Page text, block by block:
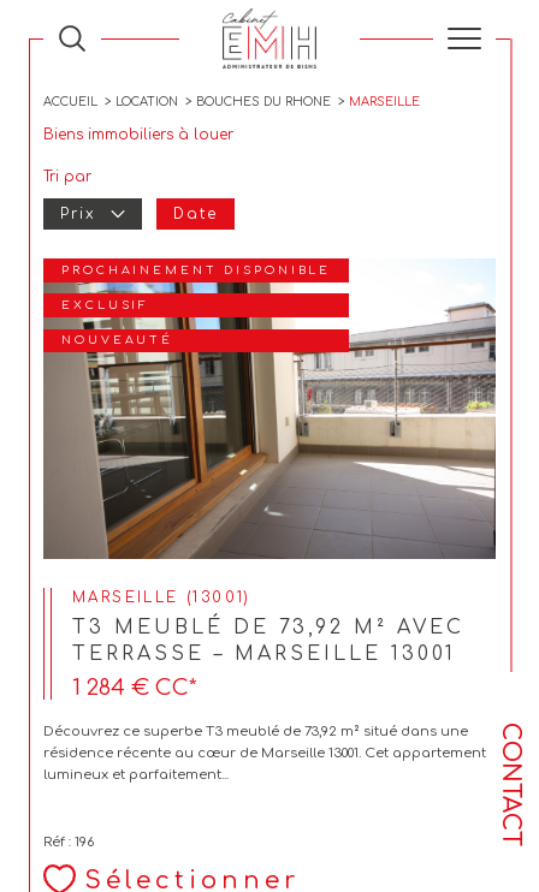
CONTACT
ACCUEIL LOCATION BOUCHES DU RHONE MARSEILLE
Biens immobiliers à louer
Tri par
Prix Date
PROCHAINEMENT DISPONIBLE
EXCLUSIF
NOUVEAUTÉ
MARSEILLE (13001)
T3 MEUBLÉ DE 73,92 M² AVEC
TERRASSE – MARSEILLE 13001
1 284 € CC*
Découvrez ce superbe T3 meublé de 73,92 m² situé dans une
résidence récente au cœur de Marseille 13001. Cet appartement
lumineux et parfaitement...
Réf : 196
Sélectionner